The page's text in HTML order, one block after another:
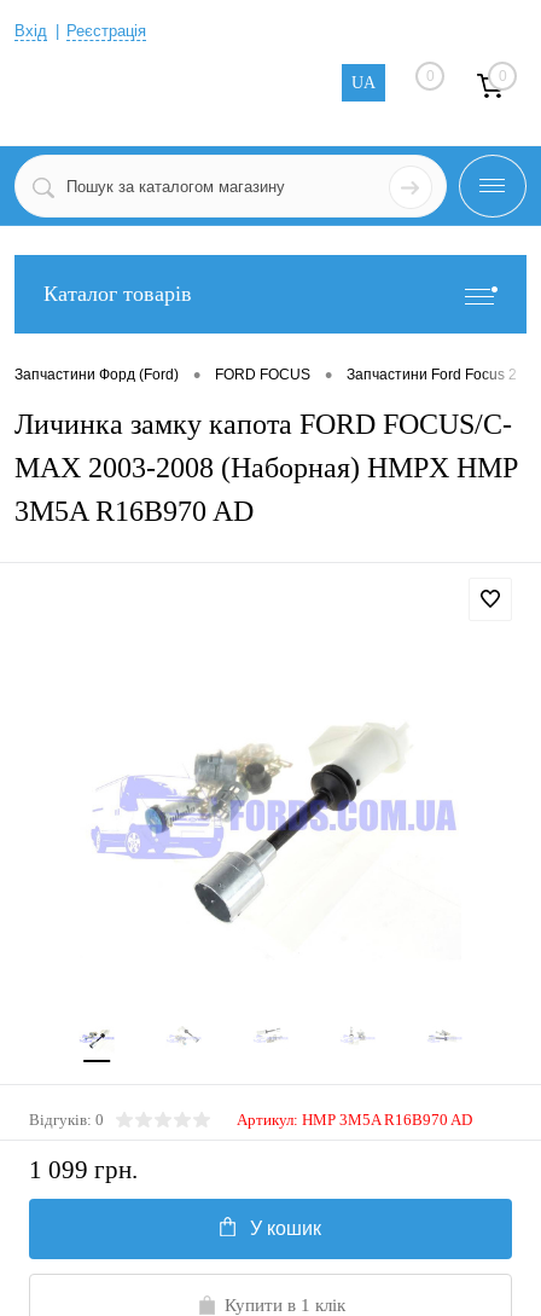
Вхід Реєстрація
UA 0 0
Каталог товарів
Запчастини Форд (Ford) • FORD FOCUS • Запчастини Ford Focus 2
Личинка замку капота FORD FOCUS/C-
MAX 2003-2008 (Наборная) HMPX HMP
3M5A R16B970 AD
Відгуків: 0 Артикул: HMP 3M5A R16B970 AD
1 099 грн.
У кошик
Купити в 1 клік